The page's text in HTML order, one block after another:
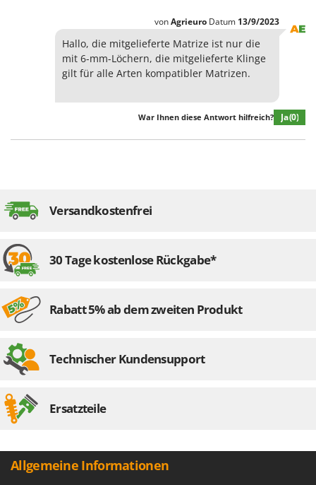
vonAgrieuro Datum 13/9/2023
Hallo, die mitgelieferte Matrize ist nur die
mit 6-mm-Löchern, die mitgelieferte Klinge
gilt für alle Arten kompatibler Matrizen.
War Ihnen diese Antwort hilfreich? Ja(0)
Versandkostenfrei
30 Tage kostenlose Rückgabe*
Rabatt 5% ab dem zweiten Produkt
Technischer Kundensupport
Ersatzteile
Allgemeine Informationen